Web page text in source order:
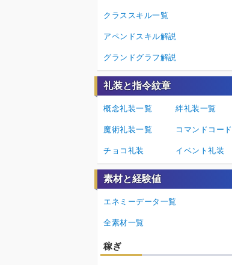
クラススキル一覧
アペンドスキル解説
グランドグラフ解説
礼装と指令紋章
概念礼装一覧 絆礼装一覧
魔術礼装一覧 コマンドコード
チョコ礼装 イベント礼装
素材と経験値
エネミーデータ一覧
全素材一覧
稼ぎ